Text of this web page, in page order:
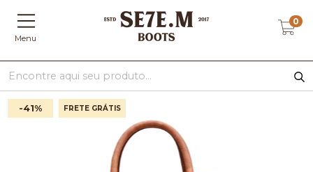
Menu
0
-41% FRETE GRÁTIS